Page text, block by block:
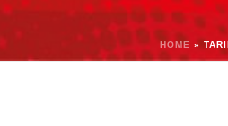
HOME »